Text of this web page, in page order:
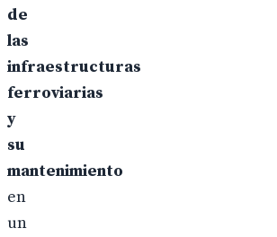
de
las
infraestructuras
ferroviarias
y
su
mantenimiento
en
un